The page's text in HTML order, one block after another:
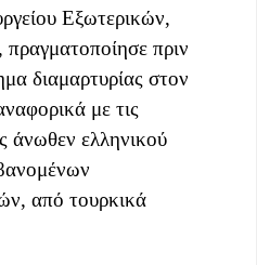
Εξωτερικών,
πριν
διαμαρτυρίας στον
με τις
άνωθεν ελληνικού
από τουρκικά